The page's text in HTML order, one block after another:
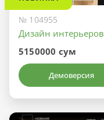
№ 104955
Дизайн интерьеров
5150000 сум
Демоверсия